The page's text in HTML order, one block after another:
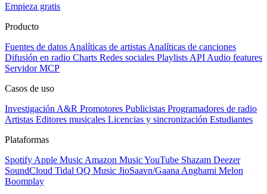
Empieza gratis
Producto
Fuentes de datos Analíticas de artistas Analíticas de canciones
Difusión en radio Charts Redes sociales Playlists API Audio features
Servidor MCP
Casos de uso
Investigación A&R Promotores Publicistas Programadores de radio
Artistas Editores musicales Licencias y sincronización Estudiantes
Plataformas
Spotify Apple Music Amazon MusicYouTube Shazam Deezer
SoundCloud Tidal QQ Music JioSaavn/Gaana Anghami Melon
Boomplay